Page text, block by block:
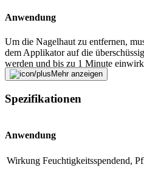
Anwendung
Um die Nagelhaut zu entfernen,
dem Applikator auf die
werden und bis zu 1 Minute
Holzstäbchen vorsichtig
mit Wasser und Seife gewaschen
sich auch bei lackierten Nägeln.
Mehr anzeigen
Spezifikationen
Anwendung
Wirkung Feuchtigkeitsspendend,